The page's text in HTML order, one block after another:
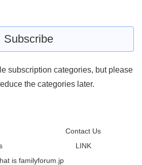
subscription categories, but please
the categories later.
Contact Us
LINK
is familyforum.jp